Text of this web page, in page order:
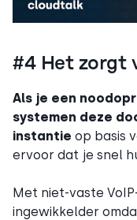
#4 Het zorgt
Als je een
systemen deze
instantie op basis
ervoor dat je snel
Met niet-vaste
ingewikkelder